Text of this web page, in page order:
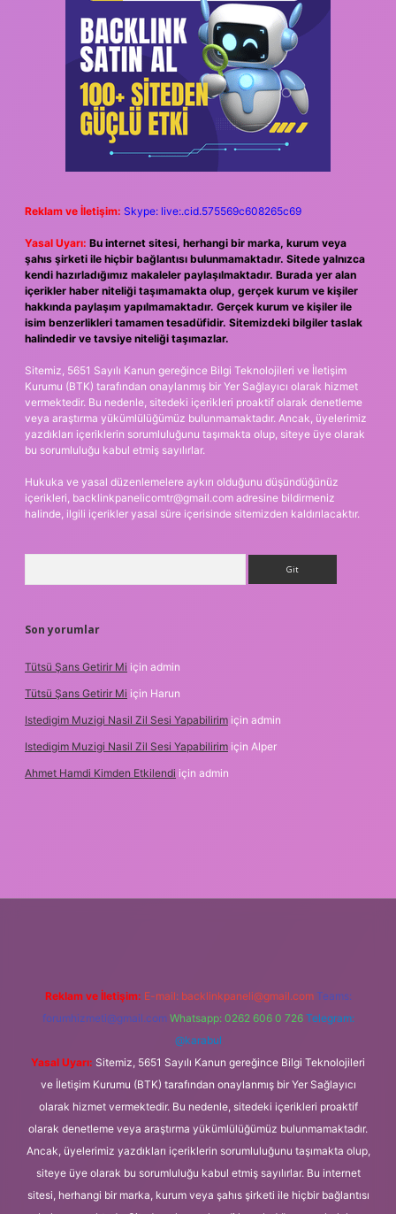
Reklam ve İletişim: Skype: live:.cid.575569c608265c69
Yasal Uyarı: Bu internet sitesi, herhangi bir marka, kurum veya
şahıs şirketi ile hiçbir bağlantısı bulunmamaktadır. Sitede yalnızca
kendi hazırladığımız makaleler paylaşılmaktadır. Burada yer alan
içerikler haber niteliği taşımamakta olup, gerçek kurum ve kişiler
hakkında paylaşım yapılmamaktadır. Gerçek kurum ve kişiler ile
isim benzerlikleri tamamen tesadüfidir. Sitemizdeki bilgiler taslak
halindedir ve tavsiye niteliği taşımazlar.
Sitemiz, 5651 Sayılı Kanun gereğince Bilgi Teknolojileri ve İletişim
Kurumu (BTK) tarafından onaylanmış bir Yer Sağlayıcı olarak hizmet
vermektedir. Bu nedenle, sitedeki içerikleri proaktif olarak denetleme
veya araştırma yükümlülüğümüz bulunmamaktadır. Ancak, üyelerimiz
yazdıkları içeriklerin sorumluluğunu taşımakta olup, siteye üye olarak
bu sorumluluğu kabul etmiş sayılırlar.
Hukuka ve yasal düzenlemelere aykırı olduğunu düşündüğünüz
içerikleri, backlinkpanelicomtr@gmail.com adresine bildirmeniz
halinde, ilgili içerikler yasal süre içerisinde sitemizden kaldırılacaktır.
Son yorumlar
Tütsü Şans Getirir Mi için admin
Tütsü Şans Getirir Mi için Harun
Istedigim Muzigi Nasil Zil Sesi Yapabilirim için admin
Istedigim Muzigi Nasil Zil Sesi Yapabilirim için Alper
Ahmet Hamdi Kimden Etkilendi için admin
Reklam ve İletişim: E-mail: backlinkpaneli@gmail.com Teams:
forumhizmeti@gmail.com Whatsapp: 0262 606 0 726 Telegram:
@karabul
Yasal Uyarı: Sitemiz, 5651 Sayılı Kanun gereğince Bilgi Teknolojileri
ve İletişim Kurumu (BTK) tarafından onaylanmış bir Yer Sağlayıcı
olarak hizmet vermektedir. Bu nedenle, sitedeki içerikleri proaktif
olarak denetleme veya araştırma yükümlülüğümüz bulunmamaktadır.
Ancak, üyelerimiz yazdıkları içeriklerin sorumluluğunu taşımakta olup,
siteye üye olarak bu sorumluluğu kabul etmiş sayılırlar. Bu internet
sitesi, herhangi bir marka, kurum veya şahıs şirketi ile hiçbir bağlantısı